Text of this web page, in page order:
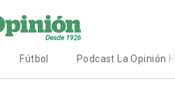
Fútbol Podcast La Opinión